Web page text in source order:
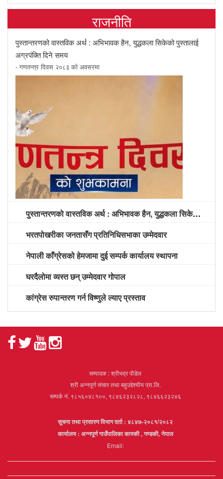
राजनीति
पुस्तान्तरणको वास्तविक अर्थ : अभिभावक हैन, युद्धकला सिकेको पुस्तालाई
अग्रपंक्ति दिने समय
- गणतन्त्र दिवस २०८३ को अवसरमा
पुस्तान्तरणको वास्तविक अर्थ : अभिभावक हैन, युद्धकला सिकेको पुस्तालाई अग्रपंक्ति दिने समय
भरतपोखरीका जनतासँग प्रतिनिधिसभाका उम्मेदवार
नेपाली काँग्रेसको हेमजामा दुई सम्पर्क कार्यालय स्थापना
घरदैलोमा व्यस्त छन् उम्मेदवार गोपाल
कांग्रेस रुपान्तरण गर्न विष्णुले ल्याए प्रस्ताव
सम्पादक : श्रीभद्र पौडेल
श्री अन्नपूर्ण संचार तथा बहुउद्देश्यीय प्रा.लि.
सम्पर्क नं. ९८५६०४८१००, ९८४६२३२८२८, ९८४६६२३२४६
सूचना तथा प्रसारण विभाग दर्ता : ४८४७-२०८१/२०८२
कार्यालय : अन्नपूर्ण गाउँपालिका कास्की , गण्डकी, नेपाल
Email: